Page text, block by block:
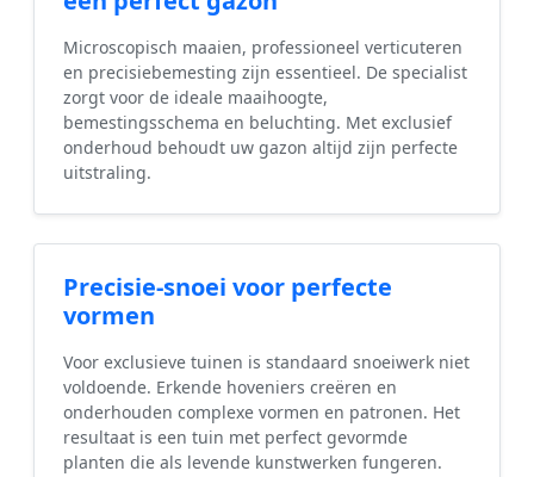
Microscopisch maaien, professioneel verticuteren
en precisiebemesting zijn essentieel. De specialist
zorgt voor de ideale maaihoogte,
bemestingsschema en beluchting. Met exclusief
onderhoud behoudt uw gazon altijd zijn perfecte
uitstraling.
Precisie-snoei voor perfecte
vormen
Voor exclusieve tuinen is standaard snoeiwerk niet
voldoende. Erkende hoveniers creëren en
onderhouden complexe vormen en patronen. Het
resultaat is een tuin met perfect gevormde
planten die als levende kunstwerken fungeren.